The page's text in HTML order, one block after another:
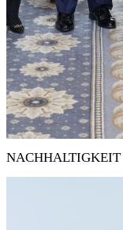
NACHHALTIGKEIT